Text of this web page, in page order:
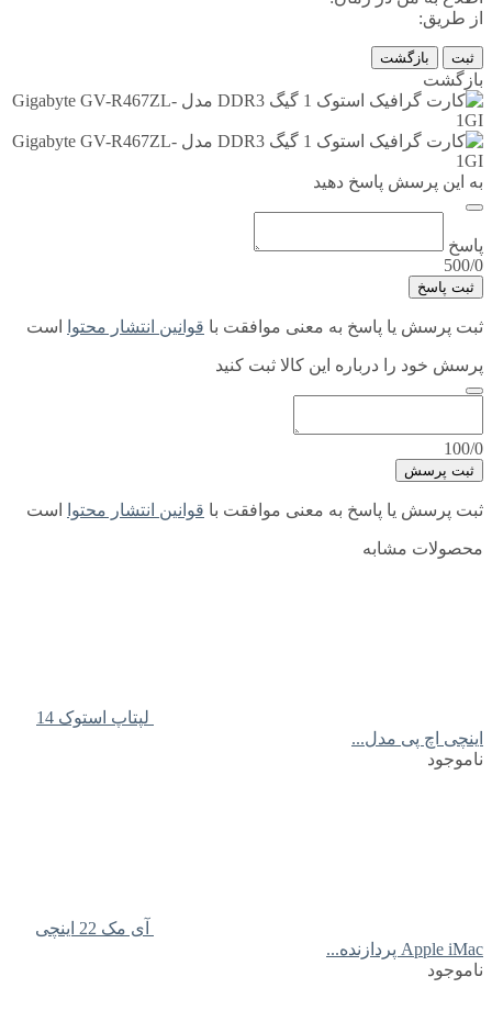
از طریق:
ثبت بازگشت
بازگشت
به این پرسش پاسخ دهید
پاسخ
500/0
ثبت پاسخ
ثبت پرسش یا پاسخ به معنی موافقت با قوانین انتشار محتوا است
پرسش خود را درباره این کالا ثبت کنید
100/0
ثبت پرسش
ثبت پرسش یا پاسخ به معنی موافقت با قوانین انتشار محتوا است
محصولات مشابه
لپتاپ استوک 14
اینچی اچ پی مدل...
ناموجود
آی مک 22 اینچی
Apple iMac پردازنده...
ناموجود